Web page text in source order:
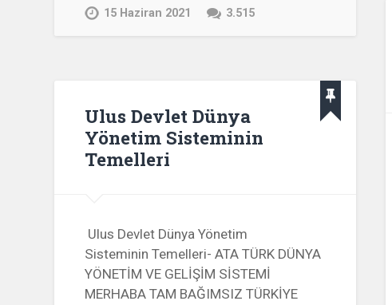
15 Haziran 2021 3.515
Ulus Devlet Dünya
Yönetim Sisteminin
Temelleri
Ulus Devlet Dünya Yönetim
Sisteminin Temelleri- ATA TÜRK DÜNYA
YÖNETİM VE GELİŞİM SİSTEMİ
MERHABA TAM BAĞIMSIZ TÜRKİYE